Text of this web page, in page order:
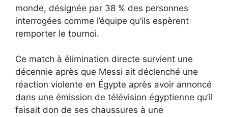
monde, désignée par 38 % des personnes
interrogées comme l’équipe qu’ils espèrent
remporter le tournoi.
Ce match à élimination directe survient une
décennie après que Messi ait déclenché une
réaction violente en Égypte après avoir annoncé
dans une émission de télévision égyptienne qu’il
faisait don de ses chaussures à une